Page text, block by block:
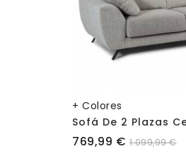
+ Colores
Sofá De 2 Plazas
Precio
769,99 € 1.099,99 €